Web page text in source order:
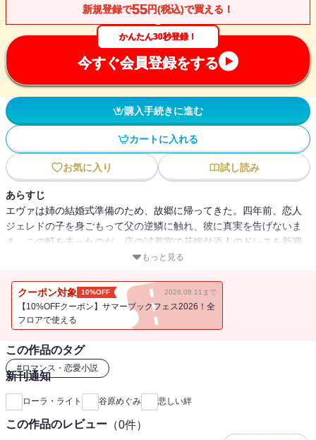
新規登録で55円(税込)で買える！
かんたん30秒登録！
今すぐ会員登録をする
購入手続きに進む
カートに入れる
お気に入り 試し読み
あらすじ
エヴァは姉の結婚式準備のため、故郷に帰ってきた。四年前、恋人
ジェレドの子を身ごもって父の逆鱗に触れ、彼に真実を告げないま
ま、この町を去ったのだ。店の試着室で花嫁付添人のドレスを新調
していると、懐かしくも恐ろしい声に、彼女は凍りついた。相変わ
なって、今は仕事で不在と聞いていたのに！怒りに燃える目で凝視
されたあと完全に無視され、いたたまれなくなってエヴァが帰ろう
としたとき、彼が憎しみの矢を放った。「相変わらず逃げるのが得
い命の存在を伝えたくても伝えられないヒロインの、切ない愛の物
語。断ち切れない絆を描きます。
もっと見る
クーポン対象 10%OFF 2026.08.11まで
【10%OFFクーポン】サマーブックフェス2026！全
フロアで使える
この作品のタグ
#ロマンス・恋愛小説
新刊通知
ローラ・ライト 谷原めぐみ 悲しい絆
この作品のレビュー （0件）